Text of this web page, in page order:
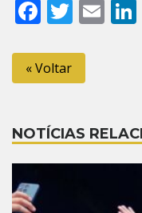
« Voltar
NOTÍCIAS